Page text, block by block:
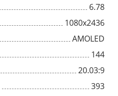
6.78
1080x2436
AMOLED
144
20.03:9
393